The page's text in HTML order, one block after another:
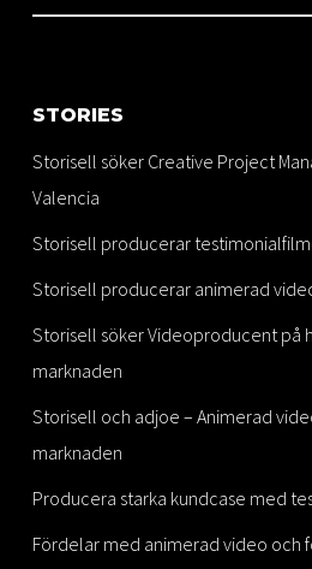
STORIES
Storisell söker Creative Project
Valencia
Storisell producerar
Storisell producerar animerad
Storisell söker Videoproducent på
marknaden
Storisell och adjoe – Animerad
marknaden
Producera starka kundcase med
Fördelar med animerad video och